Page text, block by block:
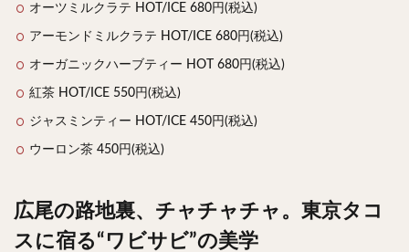
オーツミルクラテ HOT/ICE 680円(税込)
アーモンドミルクラテ HOT/ICE 680円(税込)
オーガニックハーブティー HOT 680円(税込)
紅茶 HOT/ICE 550円(税込)
ジャスミンティー HOT/ICE 450円(税込)
ウーロン茶 450円(税込)
広尾の路地裏、チャチャチャ。東京タコ
スに宿る“ワビサビ”の美学